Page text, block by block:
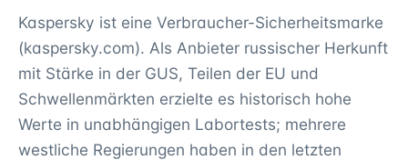
Kaspersky ist eine Verbraucher-Sicherheitsmarke
(kaspersky.com). Als Anbieter russischer Herkunft
mit Stärke in der GUS, Teilen der EU und
Schwellenmärkten erzielte es historisch hohe
Werte in unabhängigen Labortests; mehrere
westliche Regierungen haben in den letzten